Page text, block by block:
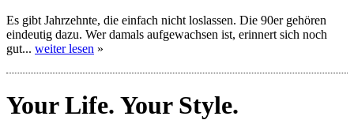
Es gibt Jahrzehnte, die einfach nicht loslassen. Die 90er gehören
eindeutig dazu. Wer damals aufgewachsen ist, erinnert sich noch
gut... weiter lesen »
YourLife. Your Style.